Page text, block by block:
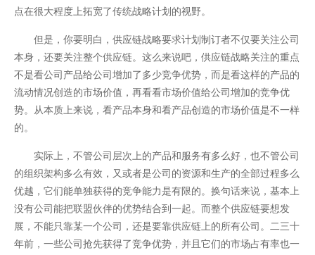
点在很大程度上拓宽了传统战略计划的视野。
但是，你要明白，供应链战略要求计划制订者不仅要关注公司
本身，还要关注整个供应链。这么来说吧，供应链战略关注的重点
不是看公司产品给公司增加了多少竞争优势，而是看这样的产品的
流动情况创造的市场价值，再看看市场价值给公司增加的竞争优
势。从本质上来说，看产品本身和看产品创造的市场价值是不一样
的。
实际上，不管公司层次上的产品和服务有多么好，也不管公司
的组织架构多么有效，又或者是公司的资源和生产的全部过程多么
优越，它们能单独获得的竞争能力是有限的。换句话来说，基本上
没有公司能把联盟伙伴的优势结合到一起。而整个供应链要想发
展，不能只靠某一个公司，还是要靠供应链上的所有公司。二三十
年前，一些公司抢先获得了竞争优势，并且它们的市场占有率也一